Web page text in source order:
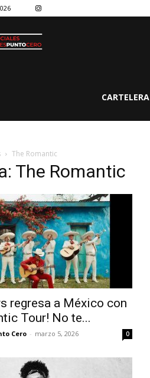
CARTELERA
The Romantic
The Romantic
regresa a México con
Tour! No te...
Cero - marzo 5, 2026 0